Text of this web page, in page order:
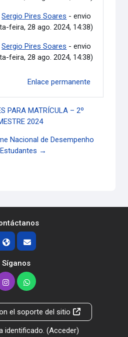
Sergio Pires Soares - envio
feira, 28 ago. 2024, 14:38)
Sergio Pires Soares - envio
feira, 28 ago. 2024, 14:38)
Enlace permanente
PARA MATRÍCULA – 2º
2024
Nacional de Desempenho
→
Síganos
el soporte del sitio
identificado. (Acceder)